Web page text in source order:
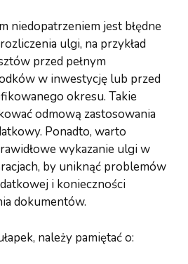
niedopatrzeniem jest błędne
ulgi, na przykład
przed pełnym
w inwestycję lub przed
okresu. Takie
odmową zastosowania
Ponadto, warto
wykazanie ulgi w
by uniknąć problemów
i konieczności
dokumentów.
należy pamiętać o: